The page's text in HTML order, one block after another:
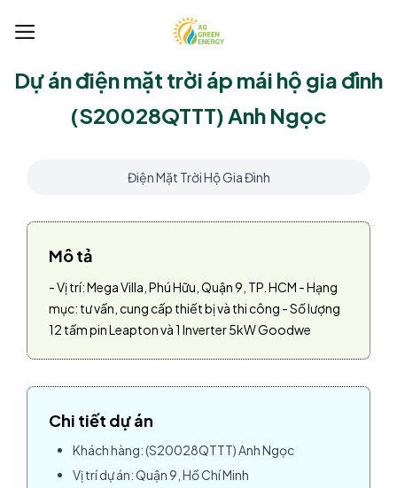
qua
dungDự án điện mặt trời áp mái hộ gia đình
(S20028QTTT) Anh Ngọc
Điện Mặt Trời Hộ Gia Đình
Mô tả
- Vị trí: Mega Villa, Phú Hữu, Quận 9, TP. HCM - Hạng
mục: tư vấn, cung cấp thiết bị và thi công - Số lượng
12 tấm pin Leapton và 1 Inverter 5kW Goodwe
Chi tiết dự án
Khách hàng: (S20028QTTT) Anh Ngọc
Vị trí dự án: Quận 9, Hồ Chí Minh